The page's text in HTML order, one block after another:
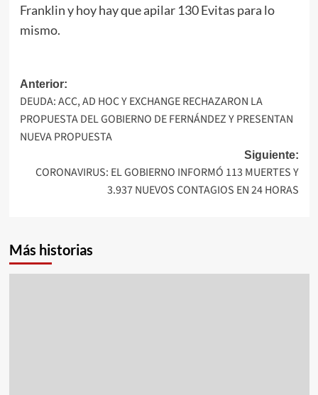
Franklin y hoy hay que apilar 130 Evitas para lo
mismo.
Navegación
de
entradas
Anterior:
DEUDA: ACC, AD HOC Y EXCHANGE RECHAZARON LA
PROPUESTA DEL GOBIERNO DE FERNÁNDEZ Y PRESENTAN
NUEVA PROPUESTA
Siguiente:
CORONAVIRUS: EL GOBIERNO INFORMÓ 113 MUERTES Y
3.937 NUEVOS CONTAGIOS EN 24 HORAS
Más historias